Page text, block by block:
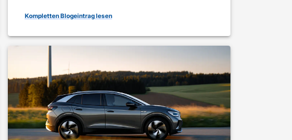
Kompletten Blogeintrag lesen